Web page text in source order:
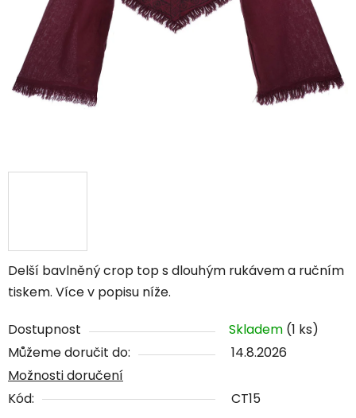
Delší bavlněný crop top s dlouhým rukávem a ručním
tiskem. Více v popisu níže.
Dostupnost Skladem (1 ks)
Můžeme doručit do:
14.8.2026
Možnosti doručení
Kód:
CT15